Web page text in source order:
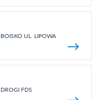
BOISKO UL. LIPOWA
DROGI FDS